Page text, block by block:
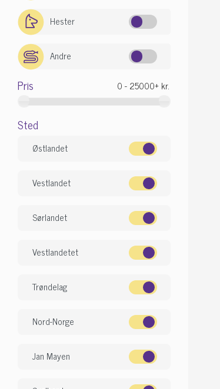
Hester
Andre
Pris
Sted
Østlandet
Vestlandet
Sørlandet
Vestlandetet
Trøndelag
Nord-Norge
Jan Mayen